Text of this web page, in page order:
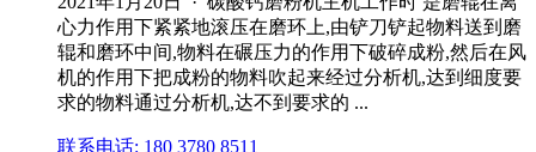
心力作用下紧紧地滚压在磨环上,由铲刀铲起物料送到磨
辊和磨环中间,物料在碾压力的作用下破碎成粉,然后在风
机的作用下把成粉的物料吹起来经过分析机,达到细度要
求的物料通过分析机,达不到要求的 ...
联系电话: 180 3780 8511